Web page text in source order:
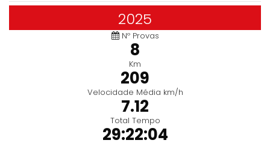
2025
Nº Provas
8
Km
209
Velocidade Média km/h
7.12
Total Tempo
29:22:04